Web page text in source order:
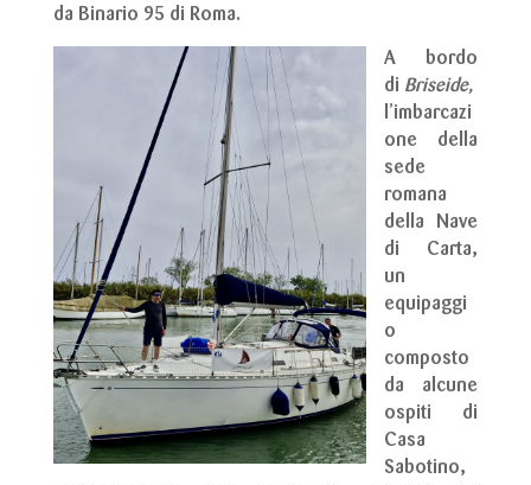
da Binario 95 di Roma.
A bordo
di Briseide,
l’imbarcazi
one della
sede
romana
della Nave
di Carta,
un
equipaggi
o
composto
da alcune
ospiti di
Casa
Sabotino,